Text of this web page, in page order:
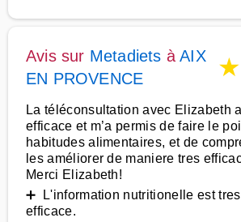
Avis sur Metadiets àAIX
EN PROVENCE
★
La téléconsultation avec Elizabeth
efficace et m’a permis de faire le
habitudes alimentaires, et de
les améliorer de maniere tres
Merci Elizabeth!
➕ L'information nutritionelle est
efficace.